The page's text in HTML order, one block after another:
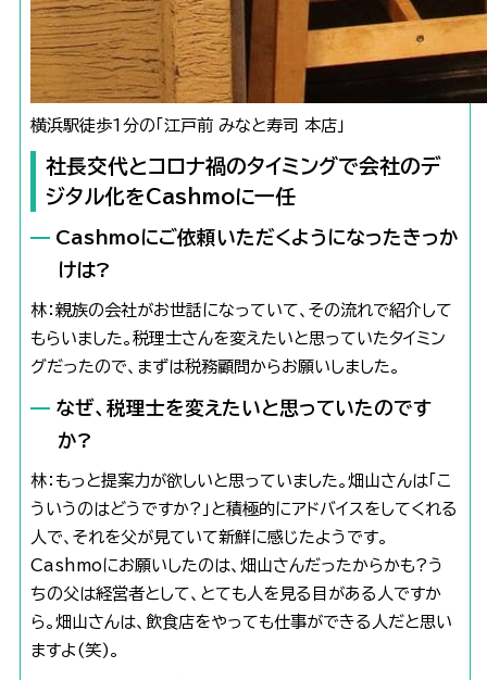
横浜駅徒歩1分の「江戸前 みなと寿司 本店」
社長交代とコロナ禍のタイミングで会社のデ
ジタル化をCashmoに一任
Cashmoにご依頼いただくようになったきっか
けは?
林：親族の会社がお世話になっていて、その流れで紹介して
もらいました。税理士さんを変えたいと思っていたタイミン
グだったので、まずは税務顧問からお願いしました。
なぜ、税理士を変えたいと思っていたのです
か?
林：もっと提案力が欲しいと思っていました。畑山さんは「こ
ういうのはどうですか?」と積極的にアドバイスをしてくれる
人で、それを父が見ていて新鮮に感じたようです。
Cashmoにお願いしたのは、畑山さんだったからかも?う
ちの父は経営者として、とても人を見る目がある人ですか
ら。畑山さんは、飲食店をやっても仕事ができる人だと思い
ますよ(笑)。